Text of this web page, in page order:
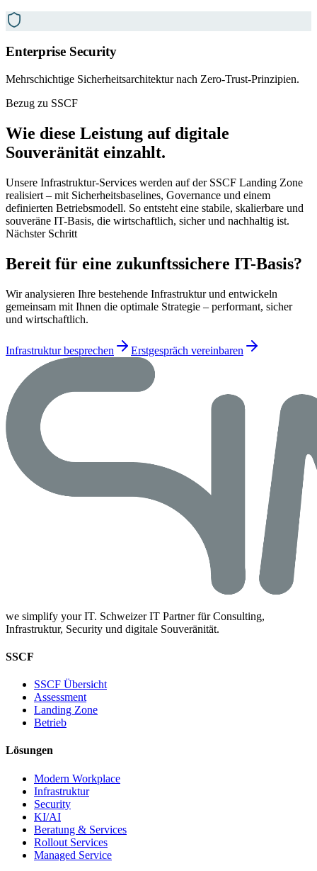
Enterprise Security
Mehrschichtige Sicherheitsarchitektur nach Zero-Trust-Prinzipien.
Bezug zu SSCF
Wie diese Leistung auf digitale
Souveränität einzahlt.
Unsere Infrastruktur-Services werden auf der SSCF Landing Zone
realisiert – mit Sicherheitsbaselines, Governance und einem
definierten Betriebsmodell. So entsteht eine stabile, skalierbare und
souveräne IT-Basis, die wirtschaftlich, sicher und nachhaltig ist.
Nächster Schritt
Bereit für eine zukunftssichere IT-Basis?
Wir analysieren Ihre bestehende Infrastruktur und entwickeln
gemeinsam mit Ihnen die optimale Strategie – performant, sicher
und wirtschaftlich.
Infrastruktur besprechen Erstgespräch vereinbaren
we simplify your IT. Schweizer IT Partner für Consulting,
Infrastruktur, Security und digitale Souveränität.
SSCF
SSCF Übersicht
Assessment
Landing Zone
Betrieb
Lösungen
Modern Workplace
Infrastruktur
Security
KI/AI
Beratung & Services
Rollout Services
Managed Service